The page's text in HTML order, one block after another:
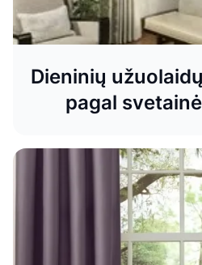
Dieninių
pagal